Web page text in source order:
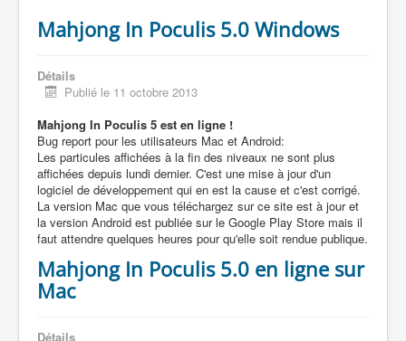
Mahjong In Poculis 5.0 Windows
Détails
Publié le 11 octobre 2013
Mahjong In Poculis 5 est en ligne !
Bug report pour les utilisateurs Mac et Android:
Les particules affichées à la fin des niveaux ne sont plus
affichées depuis lundi dernier. C'est une mise à jour d'un
logiciel de développement qui en est la cause et c'est corrigé.
La version Mac que vous téléchargez sur ce site est à jour et
la version Android est publiée sur le Google Play Store mais il
faut attendre quelques heures pour qu'elle soit rendue publique.
Mahjong In Poculis 5.0 en ligne sur
Mac
Détails